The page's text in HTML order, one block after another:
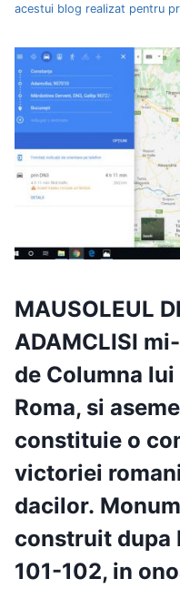
acestui blog realizat pentru
MAUSOLEUL
ADAMCLISI
de Columna
Roma, si
constituie o
victoriei
dacilor.
construit dupa
101-102, in